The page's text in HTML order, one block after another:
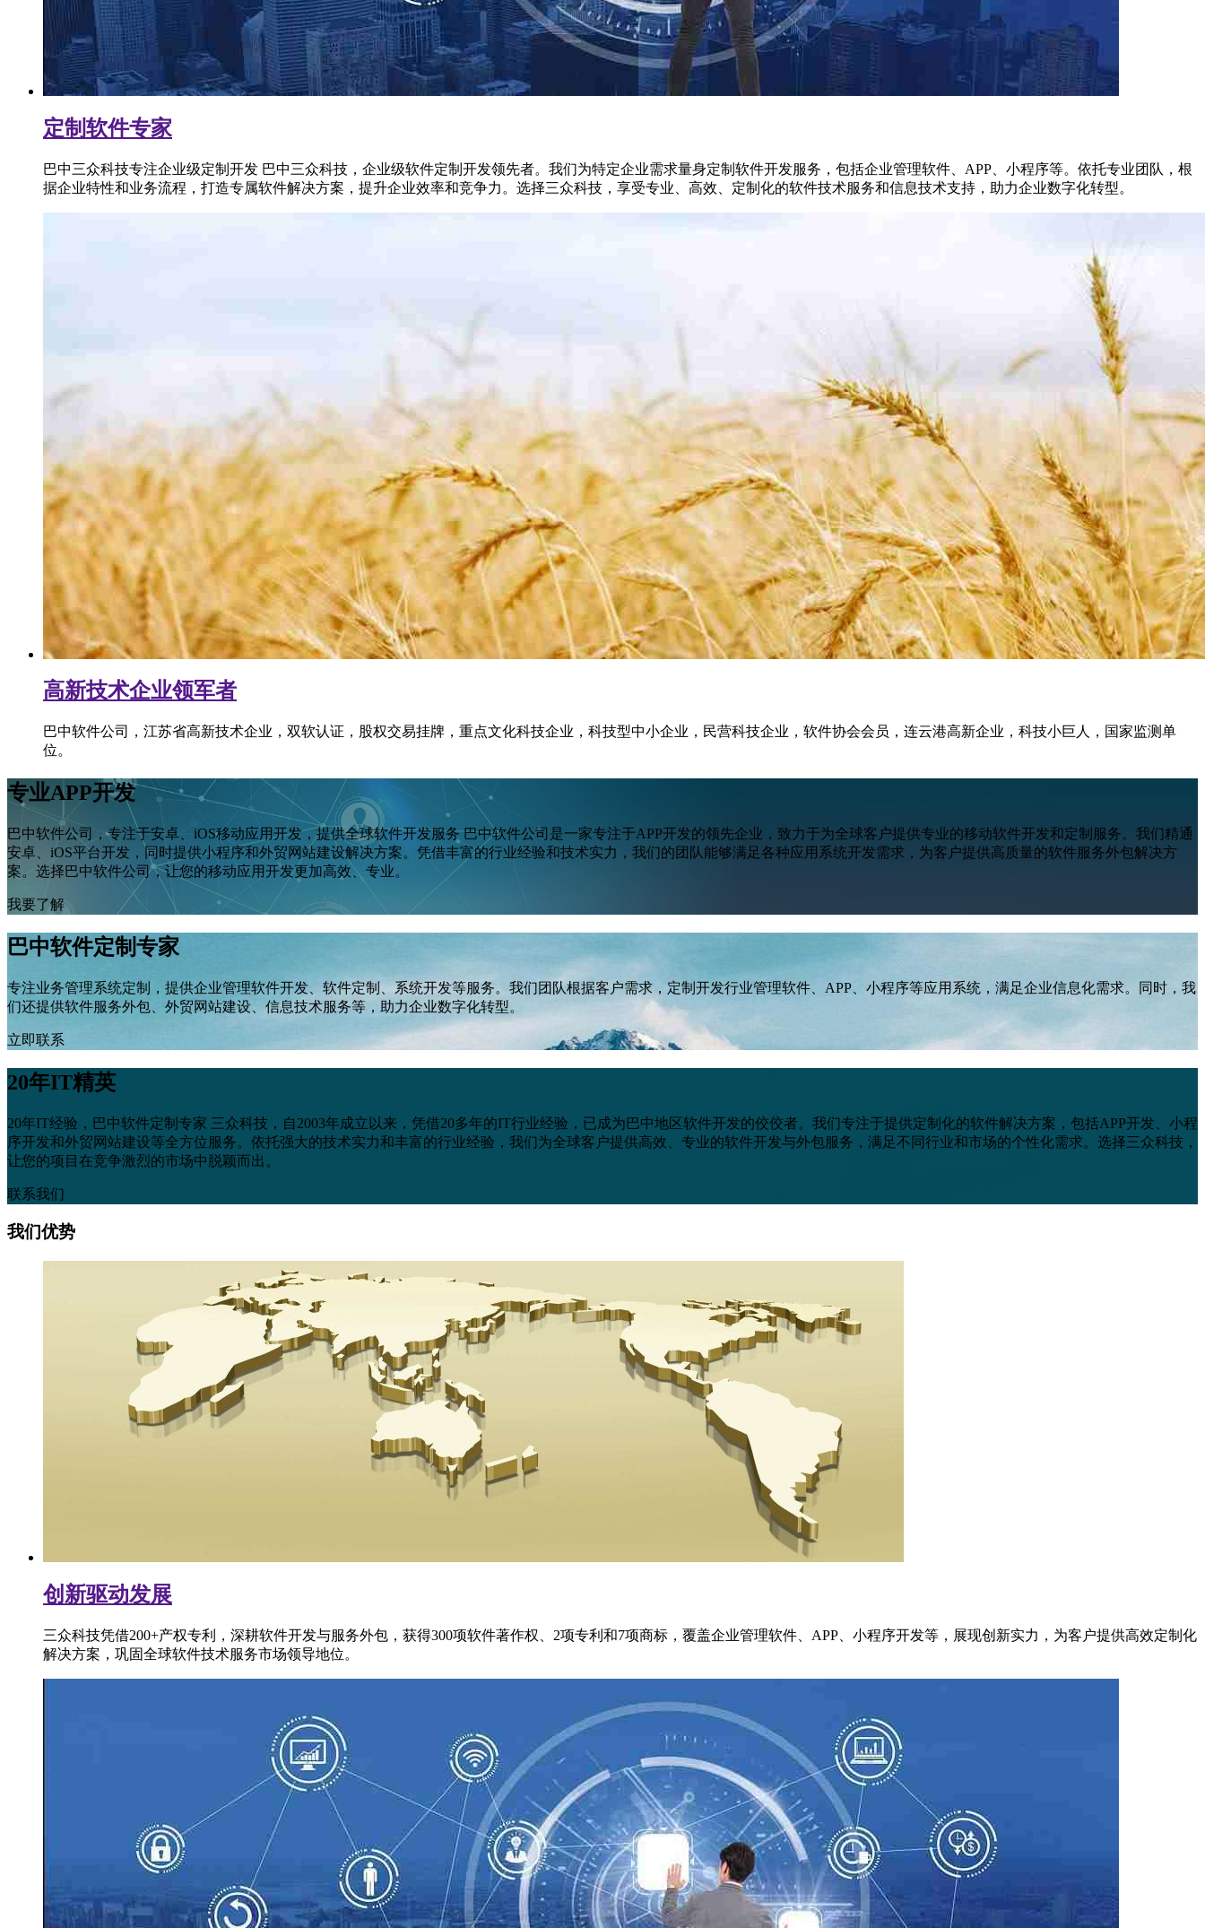
定制软件专家
巴中三众科技专注企业级定制开发 巴中三众科技，企业级软件定制开发领先者。我们为特定企业需求量身定制软件开发服务，包括企业管理软件、APP、小程序等。依托专业团队，根
据企业特性和业务流程，打造专属软件解决方案，提升企业效率和竞争力。选择三众科技，享受专业、高效、定制化的软件技术服务和信息技术支持，助力企业数字化转型。
高新技术企业领军者
巴中软件公司，江苏省高新技术企业，双软认证，股权交易挂牌，重点文化科技企业，科技型中小企业，民营科技企业，软件协会会员，连云港高新企业，科技小巨人，国家监测单
位。
专业APP开发
巴中软件公司，专注于安卓、iOS移动应用开发，提供全球软件开发服务 巴中软件公司是一家专注于APP开发的领先企业，致力于为全球客户提供专业的移动软件开发和定制服务。我们精通
安卓、iOS平台开发，同时提供小程序和外贸网站建设解决方案。凭借丰富的行业经验和技术实力，我们的团队能够满足各种应用系统开发需求，为客户提供高质量的软件服务外包解决方
案。选择巴中软件公司，让您的移动应用开发更加高效、专业。
我要了解
巴中软件定制专家
专注业务管理系统定制，提供企业管理软件开发、软件定制、系统开发等服务。我们团队根据客户需求，定制开发行业管理软件、APP、小程序等应用系统，满足企业信息化需求。同时，我
们还提供软件服务外包、外贸网站建设、信息技术服务等，助力企业数字化转型。
立即联系
20年IT精英
20年IT经验，巴中软件定制专家 三众科技，自2003年成立以来，凭借20多年的IT行业经验，已成为巴中地区软件开发的佼佼者。我们专注于提供定制化的软件解决方案，包括APP开发、小程
序开发和外贸网站建设等全方位服务。依托强大的技术实力和丰富的行业经验，我们为全球客户提供高效、专业的软件开发与外包服务，满足不同行业和市场的个性化需求。选择三众科技，
让您的项目在竞争激烈的市场中脱颖而出。
联系我们
我们优势
创新驱动发展
三众科技凭借200+产权专利，深耕软件开发与服务外包，获得300项软件著作权、2项专利和7项商标，覆盖企业管理软件、APP、小程序开发等，展现创新实力，为客户提供高效定制化
解决方案，巩固全球软件技术服务市场领导地位。